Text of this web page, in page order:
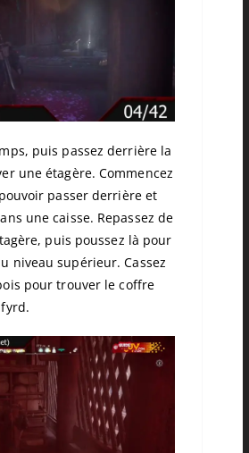
puis passez derrière la
une étagère. Commencez
passer derrière et
une caisse. Repassez de
puis poussez là pour
niveau supérieur.Cassez
pour trouver le coffre